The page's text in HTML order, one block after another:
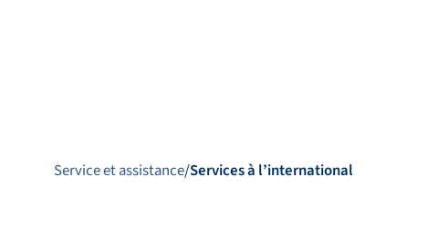
Service et assistance/Services à l’international